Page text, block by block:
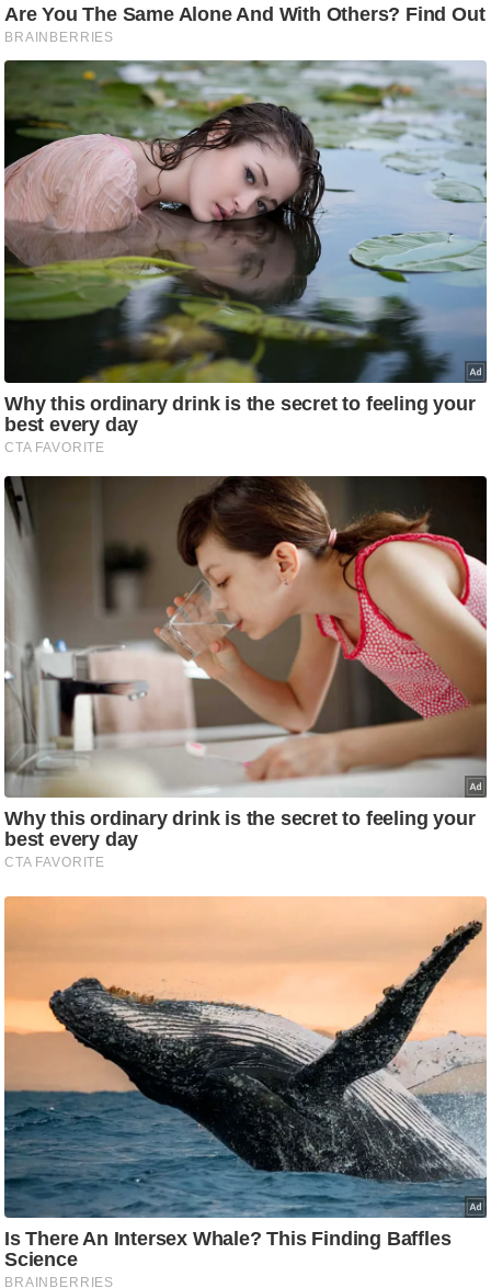
g
N
e
w
s
ला
इ
फ
स्टा
इ
ल
लॉ
जी
ब्यू
टी
/
फै
रे
लू
नु
स्खे
प
र्य
ट
न
स्थ
स
त्रा
रि
ले
श
न
शि
प